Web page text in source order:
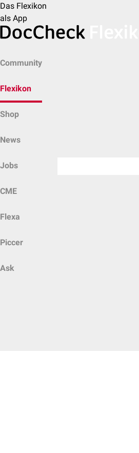
Das Flexikon
als App
Community
Flexikon
Shop
News
Jobs
CME
Flexa
Piccer
Ask